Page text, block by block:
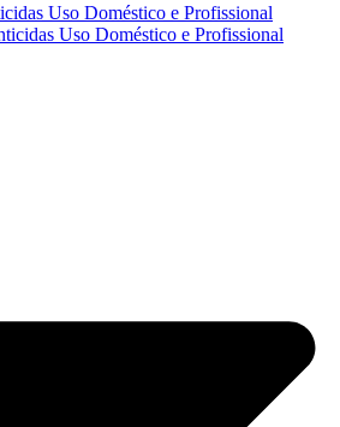
Uso Doméstico e Profissional
Uso Doméstico e Profissional